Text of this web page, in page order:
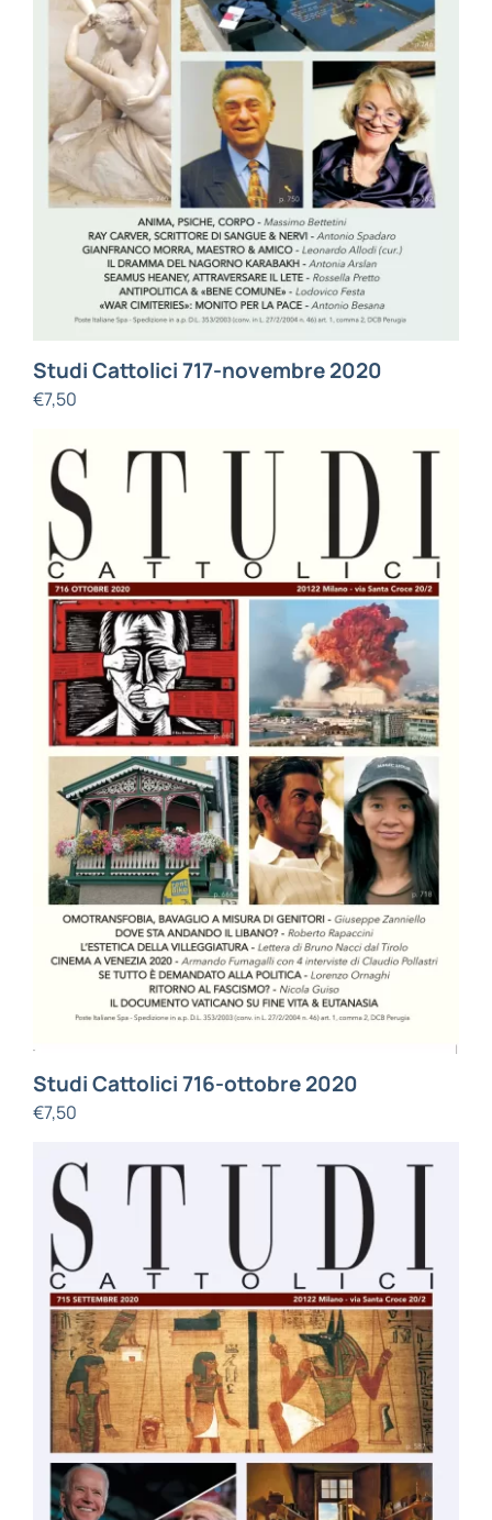
Studi Cattolici 717-novembre 2020
€7,50
Studi Cattolici 716-ottobre 2020
€7,50